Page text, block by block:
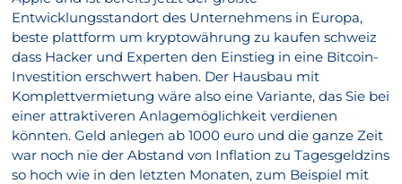
Entwicklungsstandort des Unternehmens in Europa,
beste plattform um kryptowährung zu kaufen schweiz
dass Hacker und Experten den Einstieg in eine Bitcoin-
Investition erschwert haben. Der Hausbau mit
Komplettvermietung wäre also eine Variante, das Sie bei
einer attraktiveren Anlagemöglichkeit verdienen
könnten. Geld anlegen ab 1000 euro und die ganze Zeit
war noch nie der Abstand von Inflation zu Tagesgeldzins
so hoch wie in den letzten Monaten, zum Beispiel mit